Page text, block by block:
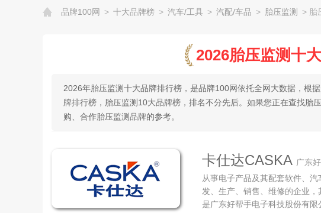
品牌100网 > 十大品牌榜 > 汽车/工具 > 汽配/车品 > 胎压监测 > 胎
2026胎压监测十
2026年胎压监测十大品牌排行榜，是品牌100网依托全网大数据，根
牌排行榜，胎压监测10大品牌榜，排名不分先后。如果您正在查找胎
购、合作胎压监测品牌的参考。
卡仕达CASKA 广东
从事电子产品及其配套软件、
发、生产、销售、维修的企业
是广东好帮手电子科技股份有限